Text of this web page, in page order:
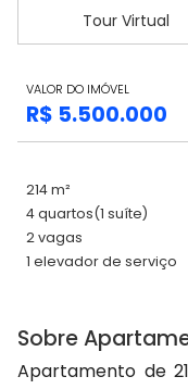
Tour Virtual
VALOR DO IMÓVEL
R$ 5.500.000
214 m²
4 quartos(1 suíte)
2 vagas
1 elevador de serviço
Sobre
Apartamento de